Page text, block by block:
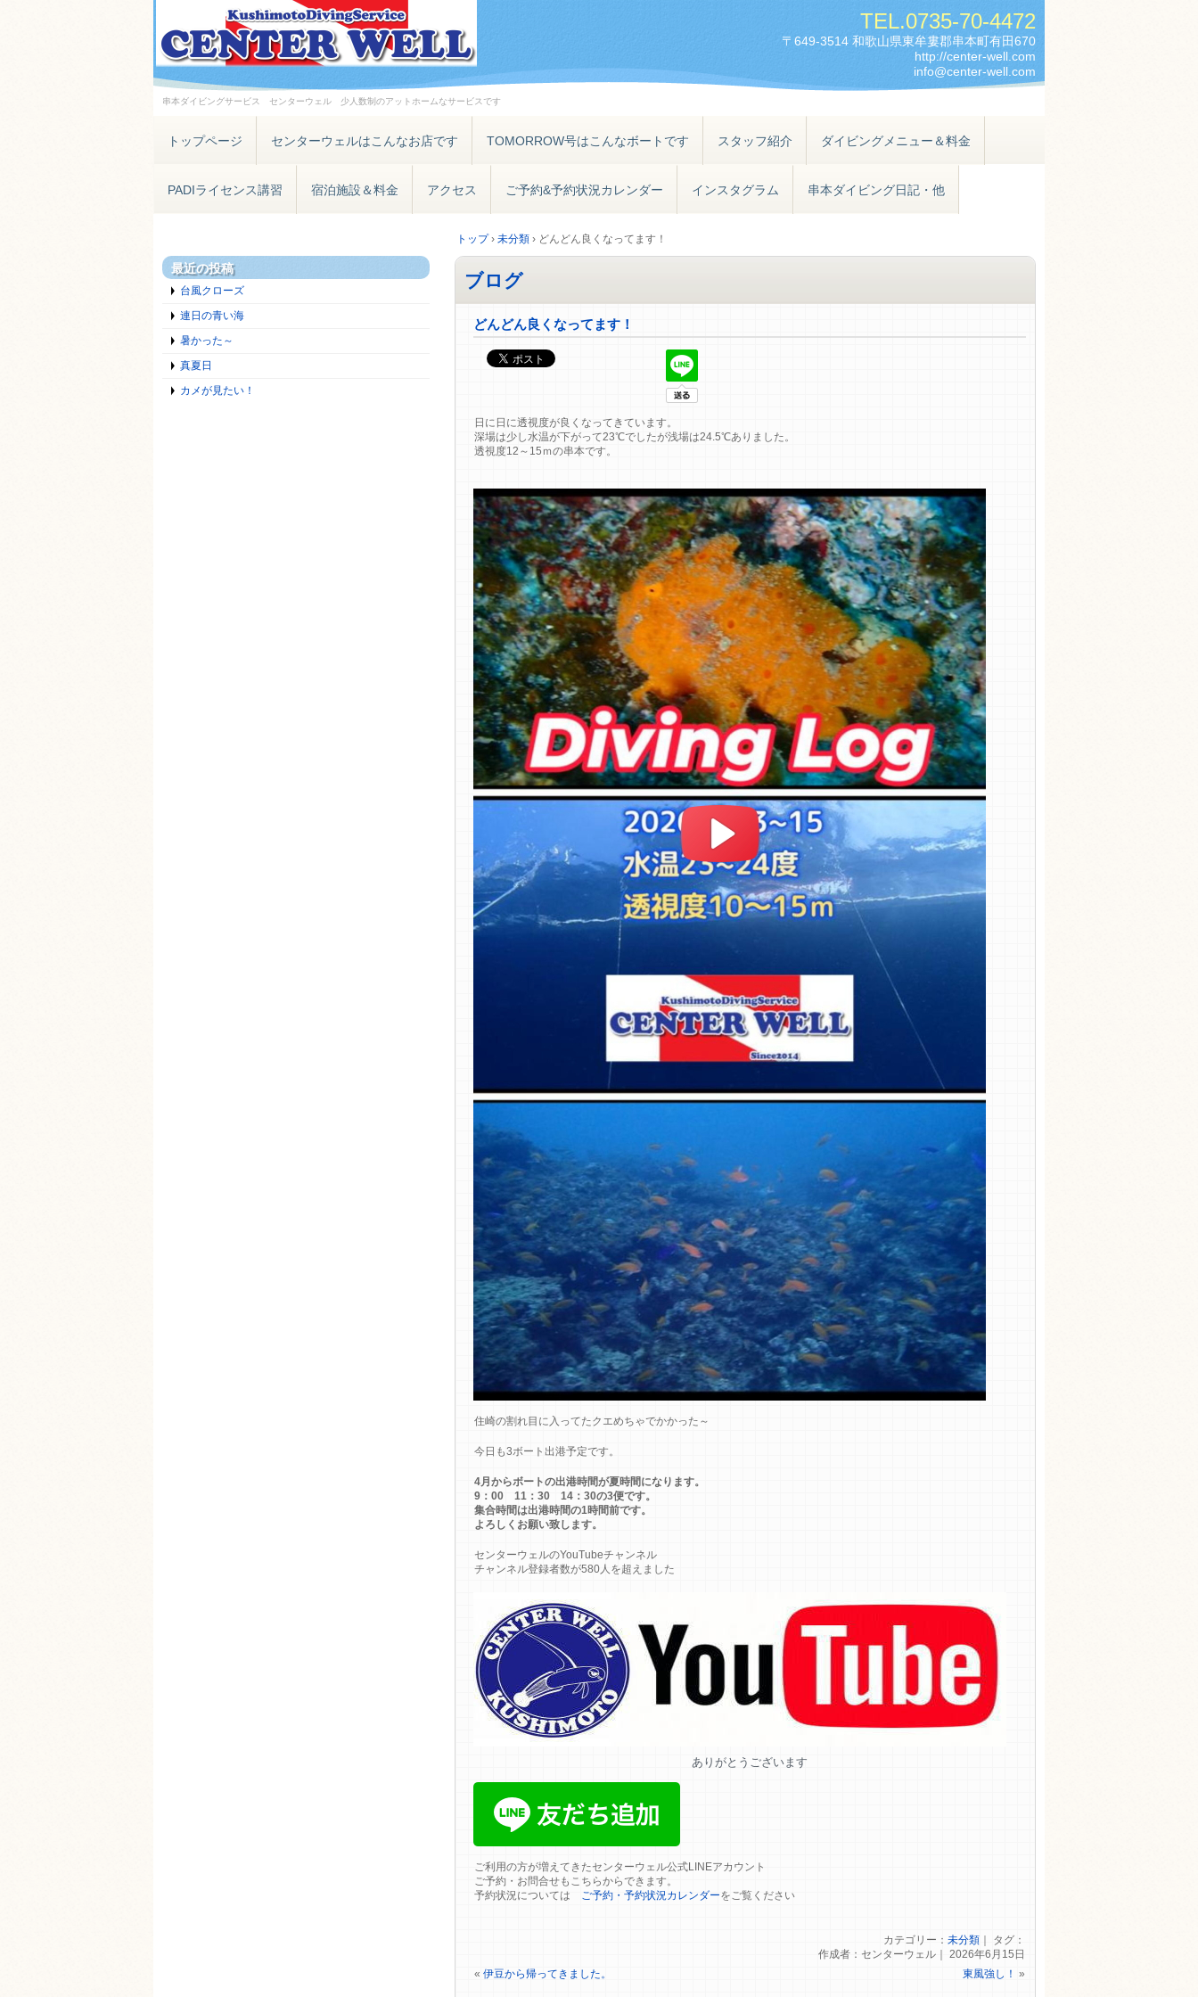
串本ダイビングサービス センターウェル 少人数制のアットホームなサービスです
TEL.0735-70-4472
〒649-3514 和歌山県東牟婁郡串本町有田670
http://center-well.com
info@center-well.com
トップページ センターウェルはこんなお店です TOMORROW号はこんなボートです スタッフ紹介 ダイビングメニュー＆料金
PADIライセンス講習 宿泊施設＆料金 アクセス ご予約&予約状況カレンダー インスタグラム 串本ダイビング日記・他
トップ› 未分類 › どんどん良くなってます！
ブログ
どんどん良くなってます！
日に日に透視度が良くなってきています。
深場は少し水温が下がって23℃でしたが浅場は24.5℃ありました。
透視度12～15ｍの串本です。
住崎の割れ目に入ってたクエめちゃでかかった～
今日も3ボート出港予定です。
4月からボートの出港時間が夏時間になります。
9：00 11：30 14：30の3便です。
集合時間は出港時間の1時間前です。
よろしくお願い致します。
センターウェルのYouTubeチャンネル
チャンネル登録者数が580人を超えました
ありがとうございます
ご利用の方が増えてきたセンターウェル公式LINEアカウント
ご予約・お問合せもこちらからできます。
予約状況については ご予約・予約状況カレンダーをご覧ください
カテゴリー： 未分類｜ タグ：
作成者：センターウェル｜ 2026年6月15日
«伊豆から帰ってきました。 東風強し！ »
最近の投稿
台風クローズ
連日の青い海
暑かった～
真夏日
カメが見たい！